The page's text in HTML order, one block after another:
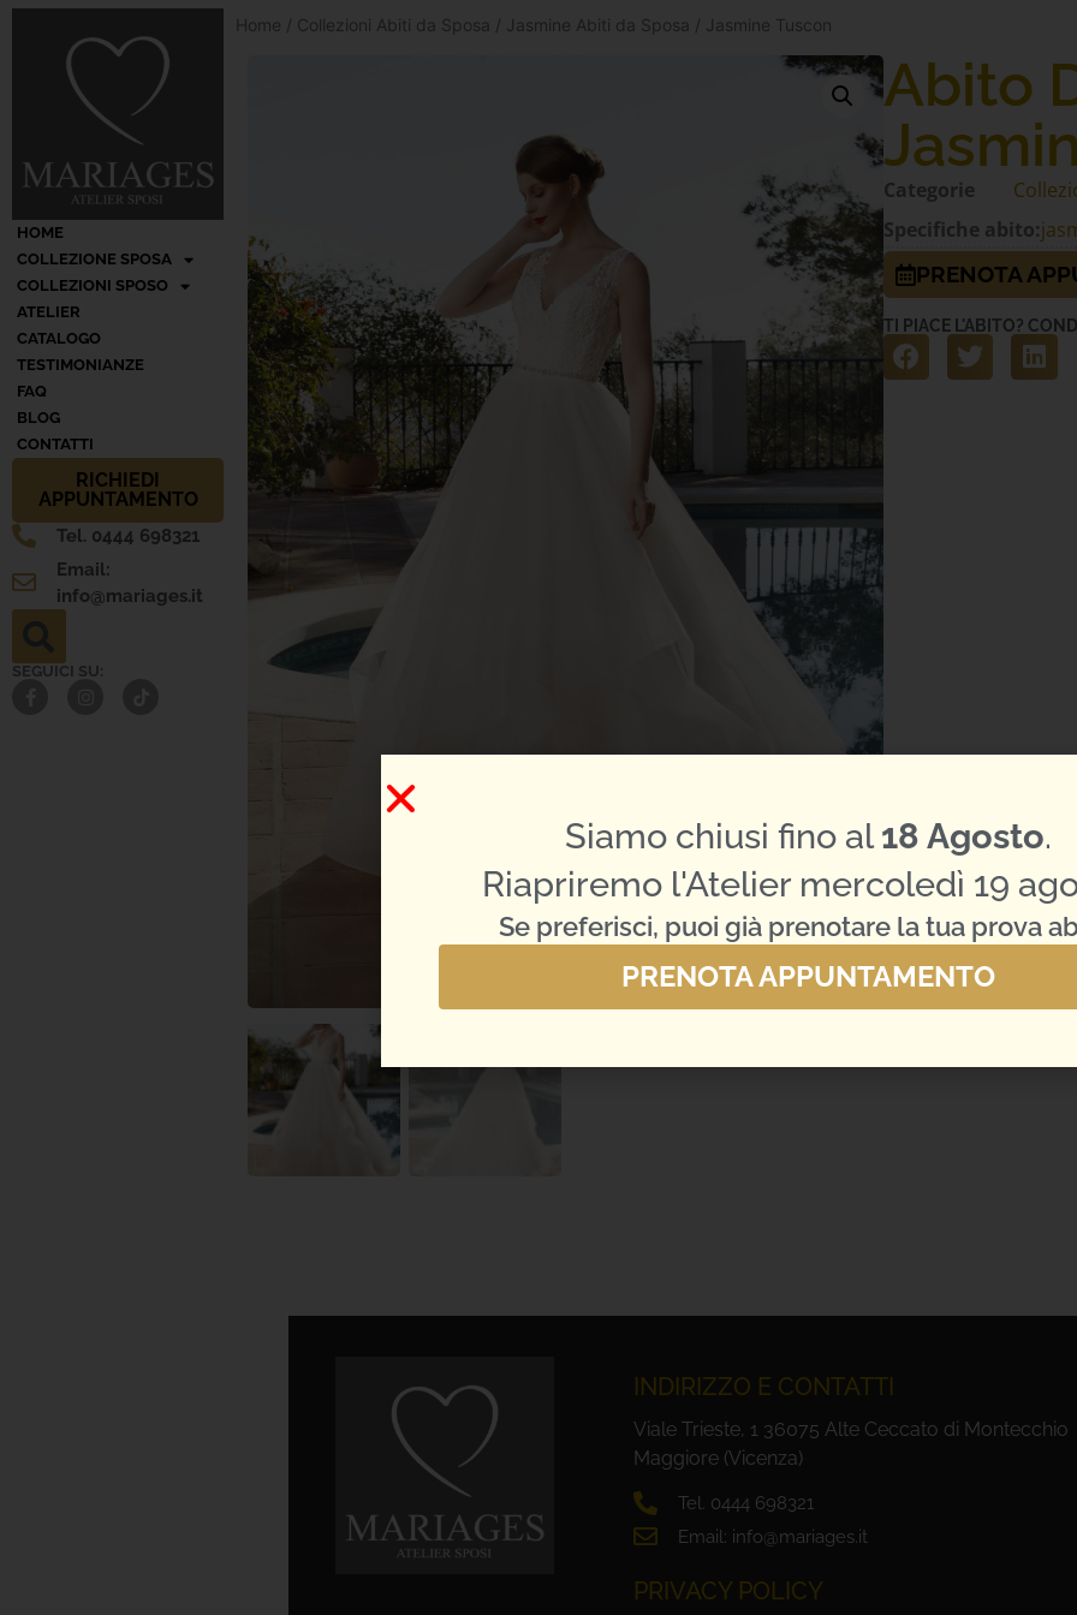
HOME
COLLEZIONE SPOSA
COLLEZIONI SPOSO
ATELIER
CATALOGO
TESTIMONIANZE
FAQ
BLOG
CONTATTI
RICHIEDI
APPUNTAMENTO
Tel. 0444 698321
Email:
info@mariages.it
SEGUICI SU:
Home / Collezioni Abiti da Sposa / Jasmine Abiti da Sposa / Jasmine Tuscon
Abito
Categorie
Specifiche abito:
PRENOTA
TI PIACE L'ABITO?
INDIRIZZO E CONTATTI
Viale Trieste, 1 36075 Alte Ceccato di Montecchio
Maggiore (Vicenza)
Tel. 0444 698321
Email: info@mariages.it
PRIVACY POLICY
Siamo chiusi fino al18 Agosto.
Riapriremo l'Atelier mercoledì 19
Se preferisci, puoi già prenotare la tua prova
PRENOTA APPUNTAMENTO